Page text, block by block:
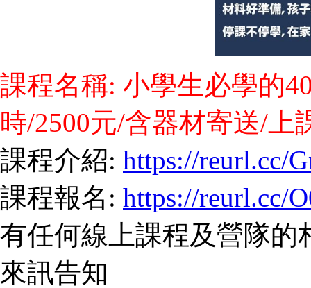
課程名稱: 小學生必學的
時/2500元/含器材寄送/上
課程介紹: https://reurl.cc/
課程報名: https://reurl.cc/
有任何線上課程及營隊的
來訊告知